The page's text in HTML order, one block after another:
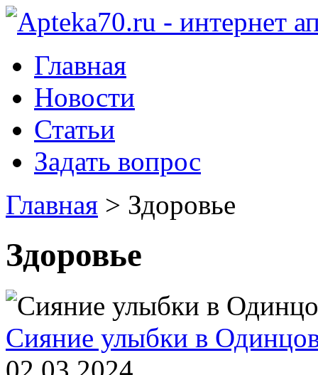
Главная
Новости
Статьи
Задать вопрос
Главная > Здоровье
Здоровье
Сияние улыбки в